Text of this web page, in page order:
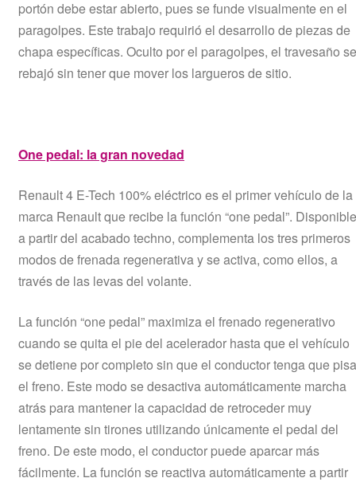
portón debe estar abierto, pues se funde visualmente en el
paragolpes. Este trabajo requirió el desarrollo de piezas de
chapa específicas. Oculto por el paragolpes, el travesaño se
rebajó sin tener que mover los largueros de sitio.
One pedal: la gran novedad
Renault 4 E-Tech 100% eléctrico es el primer vehículo de la
marca Renault que recibe la función “one pedal”. Disponible
a partir del acabado techno, complementa los tres primeros
modos de frenada regenerativa y se activa, como ellos, a
través de las levas del volante.
La función “one pedal” maximiza el frenado regenerativo
cuando se quita el pie del acelerador hasta que el vehículo
se detiene por completo sin que el conductor tenga que
el freno. Este modo se desactiva automáticamente marcha
atrás para mantener la capacidad de retroceder muy
lentamente sin tirones utilizando únicamente el pedal del
freno. De este modo, el conductor puede aparcar más
fácilmente. La función se reactiva automáticamente a partir